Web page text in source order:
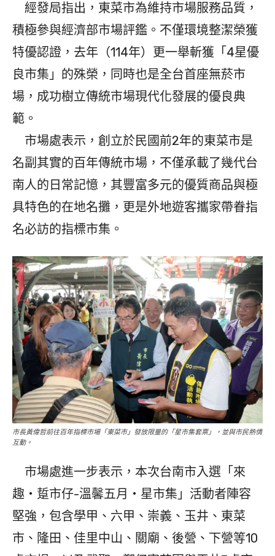
經發局指出，東菜市為維持市場服務品質，
積極參與經濟部市場評鑑。不僅環境整潔榮獲
特優認證，去年（114年）更一舉斬獲「4星優
良市集」的殊榮，同時也是全台首座無菸市
場，成功樹立傳統市場現代化發展的優良典
範。
市場處表示，創立於民國前2年的東菜市是
名副其實的百年傳統市場，不僅承載了幾代台
南人的日常記憶，其豐富多元的優質商品與極
具特色的在地名攤，更是外地遊客攜家帶眷指
名必訪的指標市集。
市長黃偉哲前往百年指標市場「東菜市」發放限量的「星市集套票」，並與市民熱情
互動。
市場處進一步表示，本次台南市入選「來
趣・踅市仔-溫馨五月・星市集」活動者陣容
堅強，包含學甲、六甲、崇義、玉井、東菜
市、隆田、佳里中山、關廟、後營、下營等10